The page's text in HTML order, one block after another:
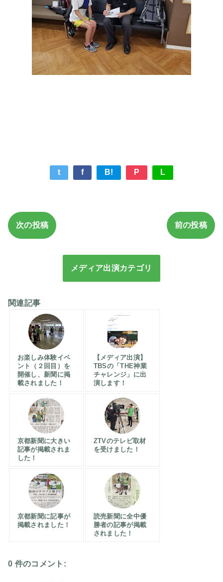
t f B! P L
次の投稿 前の投稿
メディア出演カテゴリ
関連記事
お楽しみ体験イベ
ント（２回目）を
開催し、新聞に掲
載されました！
【メディア出演】
TBSの「THE神業
チャレンジ」に出
演します！
京都新聞に大きい
記事が掲載されま
した！
ZTVのテレビ取材
を受けました！
京都新聞に記事が
掲載されました！
読売新聞に全中優
勝者の記事が掲載
されました！
0 件のコメント: